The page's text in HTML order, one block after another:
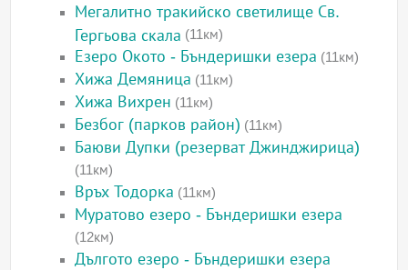
Мегалитно тракийско светилище Св.
Гергьова скала (11км)
Езеро Окото - Бъндеришки езера (11км)
Хижа Демяница (11км)
Хижа Вихрен (11км)
Безбог (парков район) (11км)
Баюви Дупки (резерват Джинджирица)
(11км)
Връх Тодорка (11км)
Муратово езеро - Бъндеришки езера
(12км)
Дългото езеро - Бъндеришки езера